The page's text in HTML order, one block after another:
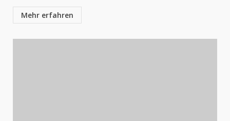
Mehr erfahren